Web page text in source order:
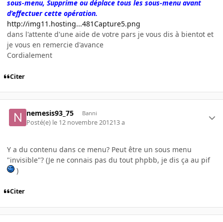
sous-menu, Supprime ou déplace tous les sous-menu avant
d’effectuer cette opération.
http://img11.hosting...481Capture5.png
dans l'attente d'une aide de votre pars je vous dis à bientot et
je vous en remercie d'avance
Cordialement
Citer
nemesis93_75 Banni
Posté(e) le 12 novembre 201213 a
Y a du contenu dans ce menu? Peut être un sous menu
"invisible"? (Je ne connais pas du tout phpbb, je dis ça au pif
)
Citer